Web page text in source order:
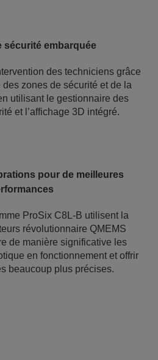
sécurité embarquée
des techniciens grâce
zones de sécurité et de la
utilisant le gestionnaire des
et l’affichage 3D intégré.
pour de meilleures
ProSix C8L-B utilisent la
révolutionnaire QMEMS
de manière significative les
en fonctionnement et offrir
beaucoup plus précises.